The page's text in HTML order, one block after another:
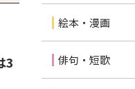
3
絵本・漫画
俳句・短歌